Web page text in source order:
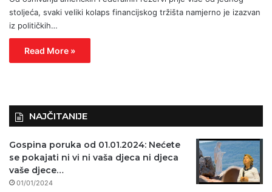
stoljeća, svaki veliki kolaps financijskog tržišta namjerno je izazvan
iz političkih…
Read More »
NAJČITANIJE
Gospina poruka od 01.01.2024: Nećete
se pokajati ni vi ni vaša djeca ni djeca
vaše djece…
01/01/2024